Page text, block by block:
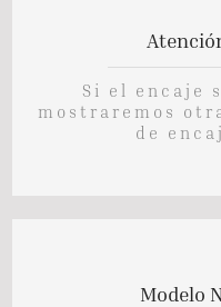
Si el encaje
mostraremos
de
Modelo